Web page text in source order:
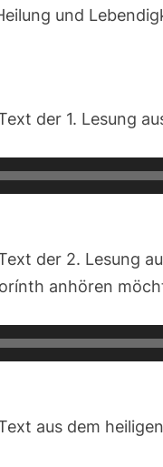
und
der 1. Lesung
der 2. Lesung
anhören
aus dem